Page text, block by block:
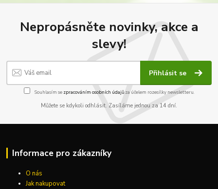
Nepropásněte novinky, akce a
slevy!
Přihlásit se
Souhlasím se zpracováním osobních údajůza účelem rozesílky newsletteru.
Můžete se kdykoli odhlásit. Zasíláme jednou za 14 dní.
Informace pro zákazníky
O nás
Jak nakupovat